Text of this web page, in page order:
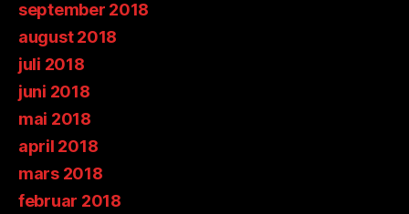
september 2018
august 2018
juli 2018
juni 2018
mai 2018
april 2018
mars 2018
februar 2018